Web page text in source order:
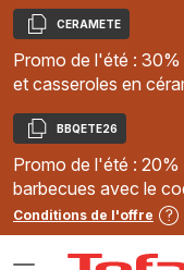
Copier
CERAMETE
Promo de l'été :
et casseroles en
Copier
BBQETE26
Promo de l'été : 20%
barbecues avec le
Conditions de l'offre